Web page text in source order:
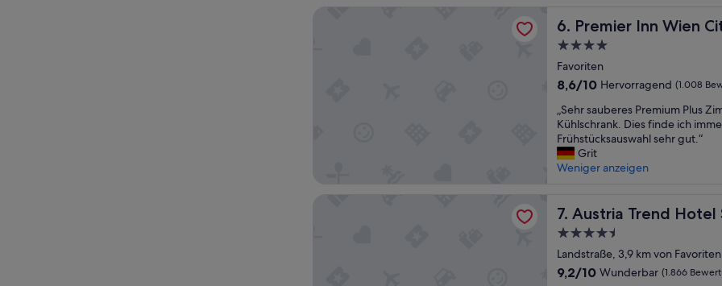
a
r
i
m
4
.
S
t
o
c
k
z
m
H
i
n
e
e
n
D
a
P
e
r
s
o
l
w
a
r
s
f
b
e
r
i
t
e
s
u
n
t
e
6. Premier Inn Wien
Premier Inn Wien City
4.0-
Sterne-
Unterkunft
Favoriten
8.6
10,
Hervorragend,
(1.008
Bewertungen)
8,6/10 Hervorragend (1.008
„
S
e
h
r
u
b
e
r
e
„Sehr sauberes Premium Plus
Kühlschrank. Dies finde ich
Frühstücksauswahl sehr gut.“
Grit
Weniger anzeigen
7. Austria Trend Hotel
Austria Trend Hotel
4.5-
Sterne-
Unterkunft
Landstraße, 3,9 km von
9.2
9,2/10 Wunderbar (1.866